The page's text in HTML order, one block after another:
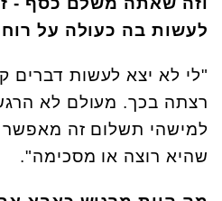
לעשות בה כעולה על
"לי לא יצא לעשות דברים
רצתה בכך. מעולם לא
למישהי תשלום זה
שהיא רוצה או מסכימה".